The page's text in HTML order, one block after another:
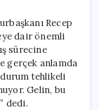
“Birlikte
Büyütelim”
için
Recep
dair önemli
sürecine
gerçek anlamda
tehlikeli
Gelin, bu
dedi.